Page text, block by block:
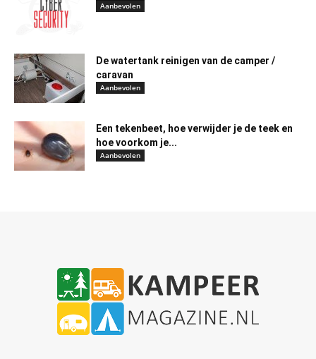
Aanbevolen
De watertank reinigen van de camper /
caravan
Aanbevolen
Een tekenbeet, hoe verwijder je de teek en
hoe voorkom je...
Aanbevolen